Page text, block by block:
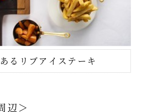
るリブアイステーキ
辺＞